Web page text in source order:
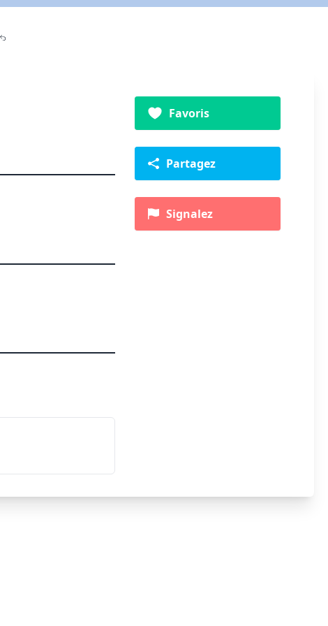
Favoris
Partagez
Signalez